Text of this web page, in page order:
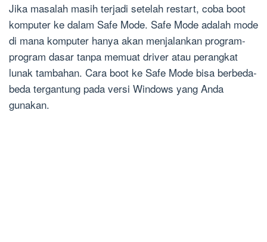
Jika masalah masih terjadi setelah restart, coba boot
komputer ke dalam Safe Mode. Safe Mode adalah mode
di mana komputer hanya akan menjalankan program-
program dasar tanpa memuat driver atau perangkat
lunak tambahan. Cara boot ke Safe Mode bisa berbeda-
beda tergantung pada versi Windows yang Anda
gunakan.